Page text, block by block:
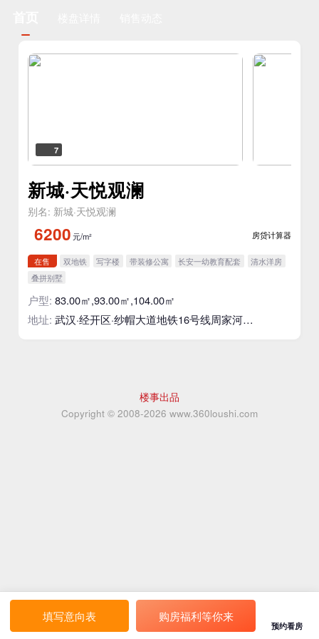
7
新城·天悦观澜
别名: 新城·天悦观澜
6200 元/m² 房贷计算器
在售 双地铁 写字楼 带装修公寓 长安一幼教育配套
清水洋房
叠拼别墅
户型: 83.00㎡,93.00㎡,104.00㎡
地址: 武汉·经开区·纱帽大道地铁16号线周家河站旁
楼事出品
Copyright © 2008-2026 www.360loushi.com
填写意向表 购房福利等你来
预约看房